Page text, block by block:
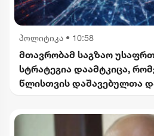
პოლიტიკა • 10:58
მთავრობამ საგზაო
სტრატეგია დაამტკიცა,
წლისთვის დაშავებულთა
ითვალისწინებს